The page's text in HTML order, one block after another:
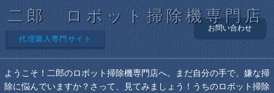
二郎 ロボット掃除機専門店
代理購入専門サイト
お問い合わせ
ようこそ！二郎のロボット掃除機専門店へ。まだ自分の手で、嫌な掃
除に悩んでいますか？さって、見てみましょう！うちのロボット掃除